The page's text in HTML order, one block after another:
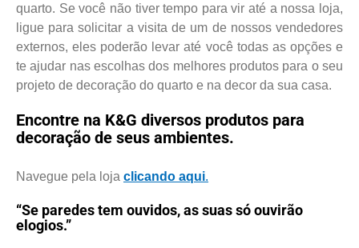
quarto. Se você não tiver tempo para vir até a nossa loja,
ligue para solicitar a visita de um de nossos vendedores
externos, eles poderão levar até você todas as opções e
te ajudar nas escolhas dos melhores produtos para o seu
projeto de decoração do quarto e na decor da sua casa.
Encontre na K&G diversos produtos para
decoração de seus ambientes.
Navegue pela loja clicando aqui.
“Se paredes tem ouvidos, as suas só ouvirão
elogios.”